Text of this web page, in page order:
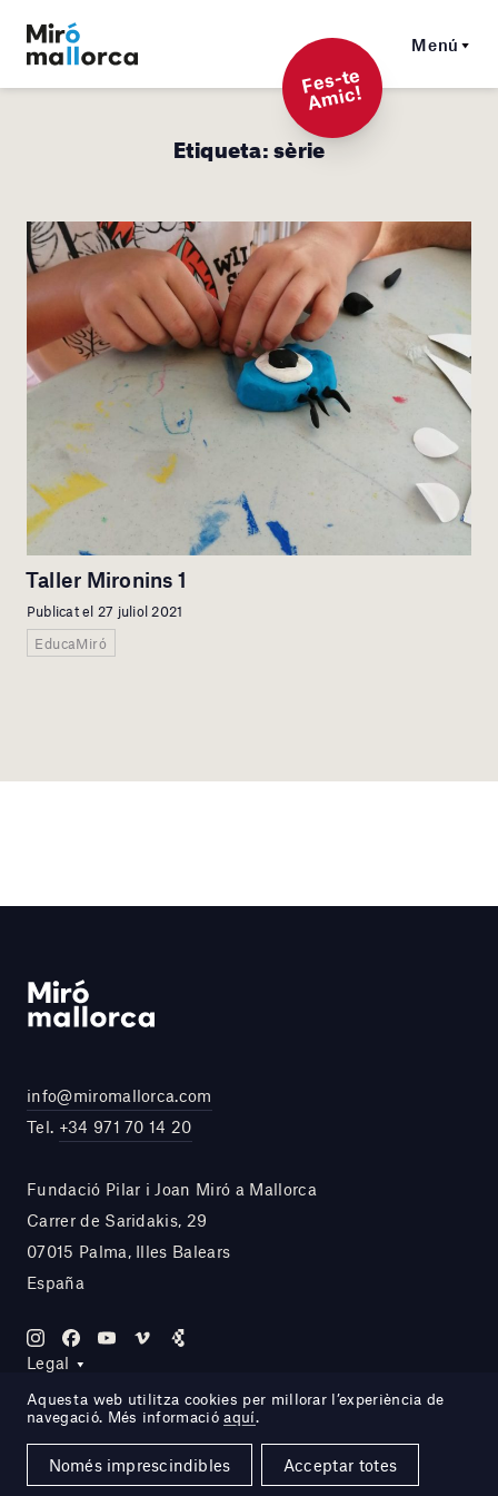
Menú
F
es-t
e
A
mi
c!
Etiqueta:sèrie
Taller Mironins 1
Publicat el 27 juliol 2021
EducaMiró
info@miromallorca.com
Tel. +34 971 70 14 20
Fundació Pilar i Joan Miró a Mallorca
Carrer de Saridakis, 29
07015 Palma, Illes Balears
España
Legal
Site by DOMO—A
Aquesta web utilitza cookies per millorar l’experiència de
navegació. Més informacióaquí.
Només imprescindibles Acceptar totes